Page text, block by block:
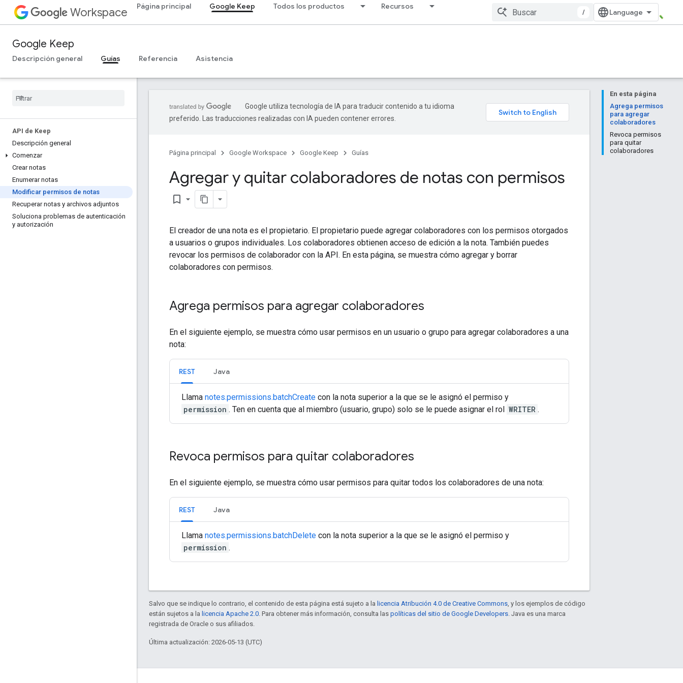
Workspace Página principal Google Keep Todos los productos Recursos
/
Google Keep
Descripción general Guías Referencia Asistencia
API de Keep
Descripción general
Comenzar
Crear notas
Enumerar notas
Modificar permisos de notas
Recuperar notas y archivos adjuntos
Soluciona problemas de autenticación
y autorización
En esta página
Agrega permisos
para agregar
colaboradores
Revoca permisos
para quitar
colaboradores
Google utiliza tecnología de IA para traducir contenido a tu idioma
preferido. Las traducciones realizadas con IA pueden contener errores.
Página principal Google Workspace Google Keep Guías
Agregar y quitar colaboradores de notas con permisos
bookmark_border
El creador de una nota es el propietario. El propietario puede agregar colaboradores con los permisos otorgados
a usuarios o grupos individuales. Los colaboradores obtienen acceso de edición a la nota. También puedes
revocar los permisos de colaborador con la API. En esta página, se muestra cómo agregar y borrar
colaboradores con permisos.
Agrega permisos para agregar colaboradores
En el siguiente ejemplo, se muestra cómo usar permisos en un usuario o grupo para agregar colaboradores a una
nota:
REST Java
Llama notes.permissions.batchCreate con la nota superior a la que se le asignó el permiso y
permission . Ten en cuenta que al miembro (usuario, grupo) solo se le puede asignar el rol WRITER .
Revoca permisos para quitar colaboradores
En el siguiente ejemplo, se muestra cómo usar permisos para quitar todos los colaboradores de una nota:
REST Java
Llama notes.permissions.batchDelete con la nota superior a la que se le asignó el permiso y
permission .
Salvo que se indique lo contrario, el contenido de esta página está sujeto a la licencia Atribución 4.0 de Creative Commons , y los ejemplos de código
están sujetos a la licencia Apache 2.0 . Para obtener más información, consulta las políticas del sitio de Google Developers . Java es una marca
registrada de Oracle o sus afiliados.
Última actualización: 2026-05-13 (UTC)